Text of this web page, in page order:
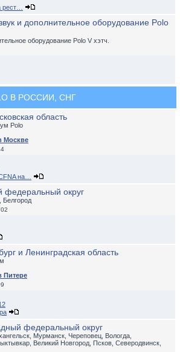
рест…
и дополнительное оборудование Polo
оборудование Polo V хэтч.
В РОССИИ, СНГ
область
Polo
Москве
на…
федеральный округ
Белгород
и Ленинградская область
Питере
федеральный округ
Мурманск, Череповец, Вологда,
Великий Новгород, Псков, Северодвинск,